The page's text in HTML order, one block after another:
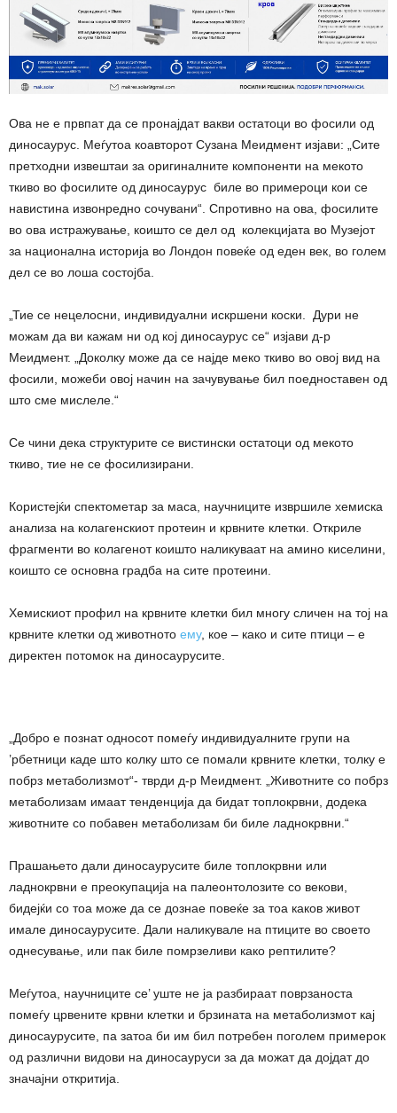
Ова не е првпат да се пронајдат вакви остатоци во фосили од
диносаурус. Меѓутоа коавторот Сузана Меидмент изјави: „Сите
претходни извештаи за оригиналните компоненти на мекото
ткиво во фосилите од диносаурус биле во примероци кои се
навистина извонредно сочувани“. Спротивно на ова, фосилите
во ова истражување, коишто се дел од колекцијата во Музејот
за национална историја во Лондон повеќе од еден век, во голем
дел се во лоша состојба.
„Тие се нецелосни, индивидуални искршени коски. Дури не
можам да ви кажам ни од кој диносаурус се“ изјави д-р
Меидмент. „Доколку може да се најде меко ткиво во овој вид на
фосили, можеби овој начин на зачувување бил поедноставен од
што сме мислеле.“
Се чини дека структурите се вистински остатоци од мекото
ткиво, тие не се фосилизирани.
Користејќи спектометар за маса, научниците извршиле хемиска
анализа на колагенскиот протеин и крвните клетки. Откриле
фрагменти во колагенот коишто наликуваат на амино киселини,
коишто се основна градба на сите протеини.
Хемискиот профил на крвните клетки бил многу сличен на тој на
крвните клетки од животното ему, кое – како и сите птици – е
директен потомок на диносаурусите.
„Добро е познат односот помеѓу индивидуалните групи на
’рбетници каде што колку што се помали крвните клетки, толку е
побрз метаболизмот“- тврди д-р Меидмент. „Животните со побрз
метаболизам имаат тенденција да бидат топлокрвни, додека
животните со побавен метаболизам би биле ладнокрвни.“
Прашањето дали диносаурусите биле топлокрвни или
ладнокрвни е преокупација на палеонтолозите со векови,
бидејќи со тоа може да се дознае повеќе за тоа каков живот
имале диносаурусите. Дали наликувале на птиците во своето
однесување, или пак биле помрзеливи како рептилите?
Меѓутоа, научниците се’ уште не ја разбираат поврзаноста
помеѓу црвените крвни клетки и брзината на метаболизмот кај
диносаурусите, па затоа би им бил потребен поголем примерок
од различни видови на диносауруси за да можат да дојдат до
значајни откритија.